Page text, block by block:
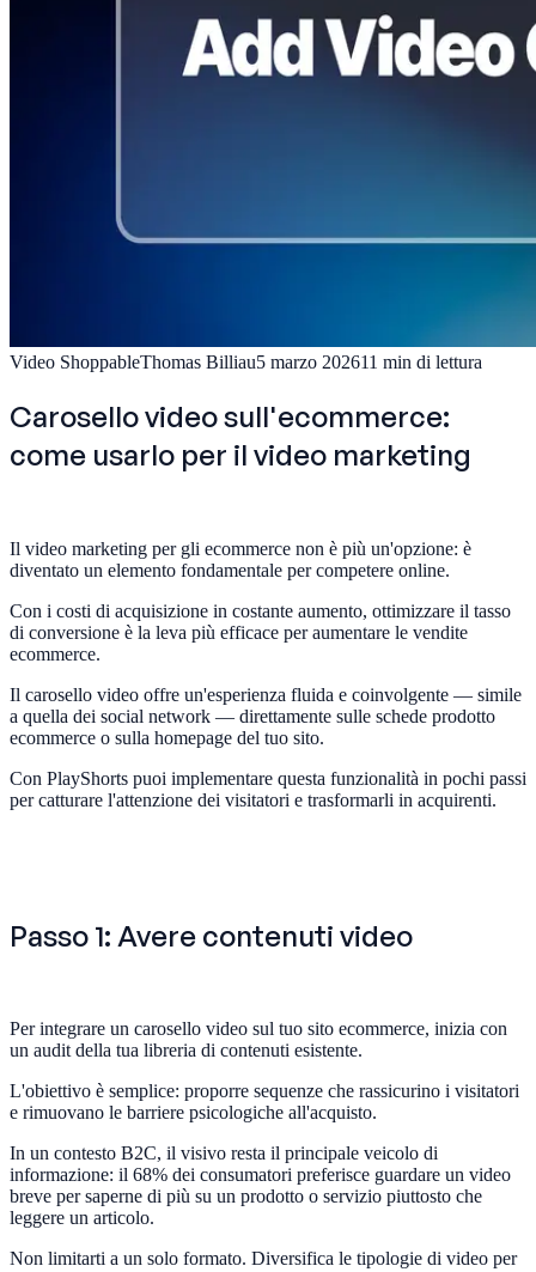
Video ShoppableThomas Billiau5 marzo 202611 min di lettura
Carosello video sull'ecommerce:
come usarlo per il video marketing
Il video marketing per gli ecommerce non è più un'opzione: è
diventato un elemento fondamentale per competere online.
Con i costi di acquisizione in costante aumento, ottimizzare il tasso
di conversione è la leva più efficace per aumentare le vendite
ecommerce.
Il carosello video offre un'esperienza fluida e coinvolgente — simile
a quella dei social network — direttamente sulle schede prodotto
ecommerce o sulla homepage del tuo sito.
Con PlayShorts puoi implementare questa funzionalità in pochi passi
per catturare l'attenzione dei visitatori e trasformarli in acquirenti.
Passo 1: Avere contenuti video
Per integrare un carosello video sul tuo sito ecommerce, inizia con
un audit della tua libreria di contenuti esistente.
L'obiettivo è semplice: proporre sequenze che rassicurino i visitatori
e rimuovano le barriere psicologiche all'acquisto.
In un contesto B2C, il visivo resta il principale veicolo di
informazione: il 68% dei consumatori preferisce guardare un video
breve per saperne di più su un prodotto o servizio piuttosto che
leggere un articolo.
Non limitarti a un solo formato. Diversifica le tipologie di video per